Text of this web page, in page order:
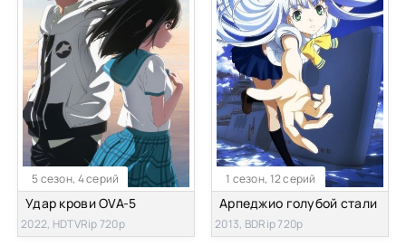
5 сезон, 4 серий
Удар крови OVA-5
2022, HDTVRip 720p
1 сезон, 12 серий
Арпеджио голубой стали
2013, BDRip 720p